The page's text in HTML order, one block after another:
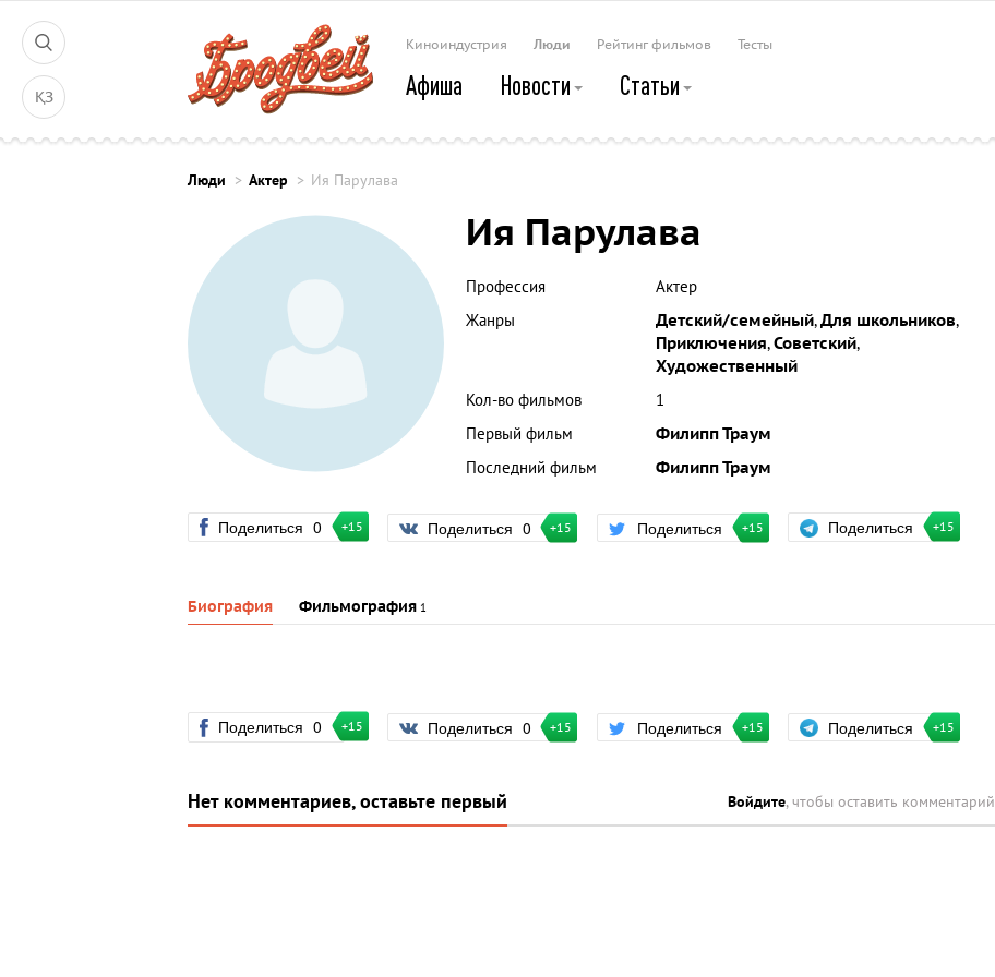
ҚЗ
Киноиндустрия Люди Рейтинг фильмов Тесты
Афиша Новости Статьи
Люди Актер Ия Парулава
Ия Парулава
Профессия
Актер
Жанры
Детский/семейный,Для школьников,
Приключения,Советский,
Художественный
Кол-во фильмов
1
Первый фильм
Филипп Траум
Последний фильм
Филипп Траум
Поделиться 0 +15 Поделиться 0 +15 Поделиться +15 Поделиться +15
Биография Фильмография 1
Поделиться 0 +15 Поделиться 0 +15 Поделиться +15 Поделиться +15
Нет комментариев, оставьте первый Войдите, чтобы оставить комментарий